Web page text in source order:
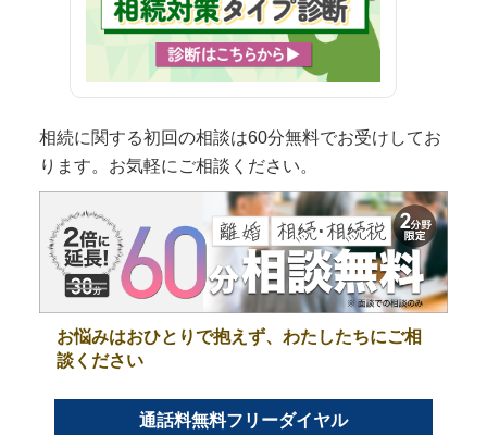
相続に関する初回の相談は60分無料でお受けしてお
ります。お気軽にご相談ください。
お悩みはおひとりで抱えず、わたしたちにご相
談ください
通話料無料フリーダイヤル